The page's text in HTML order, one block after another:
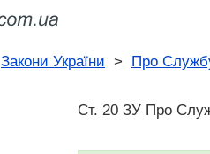
Закони України > Про
Ст. 20 ЗУ Про